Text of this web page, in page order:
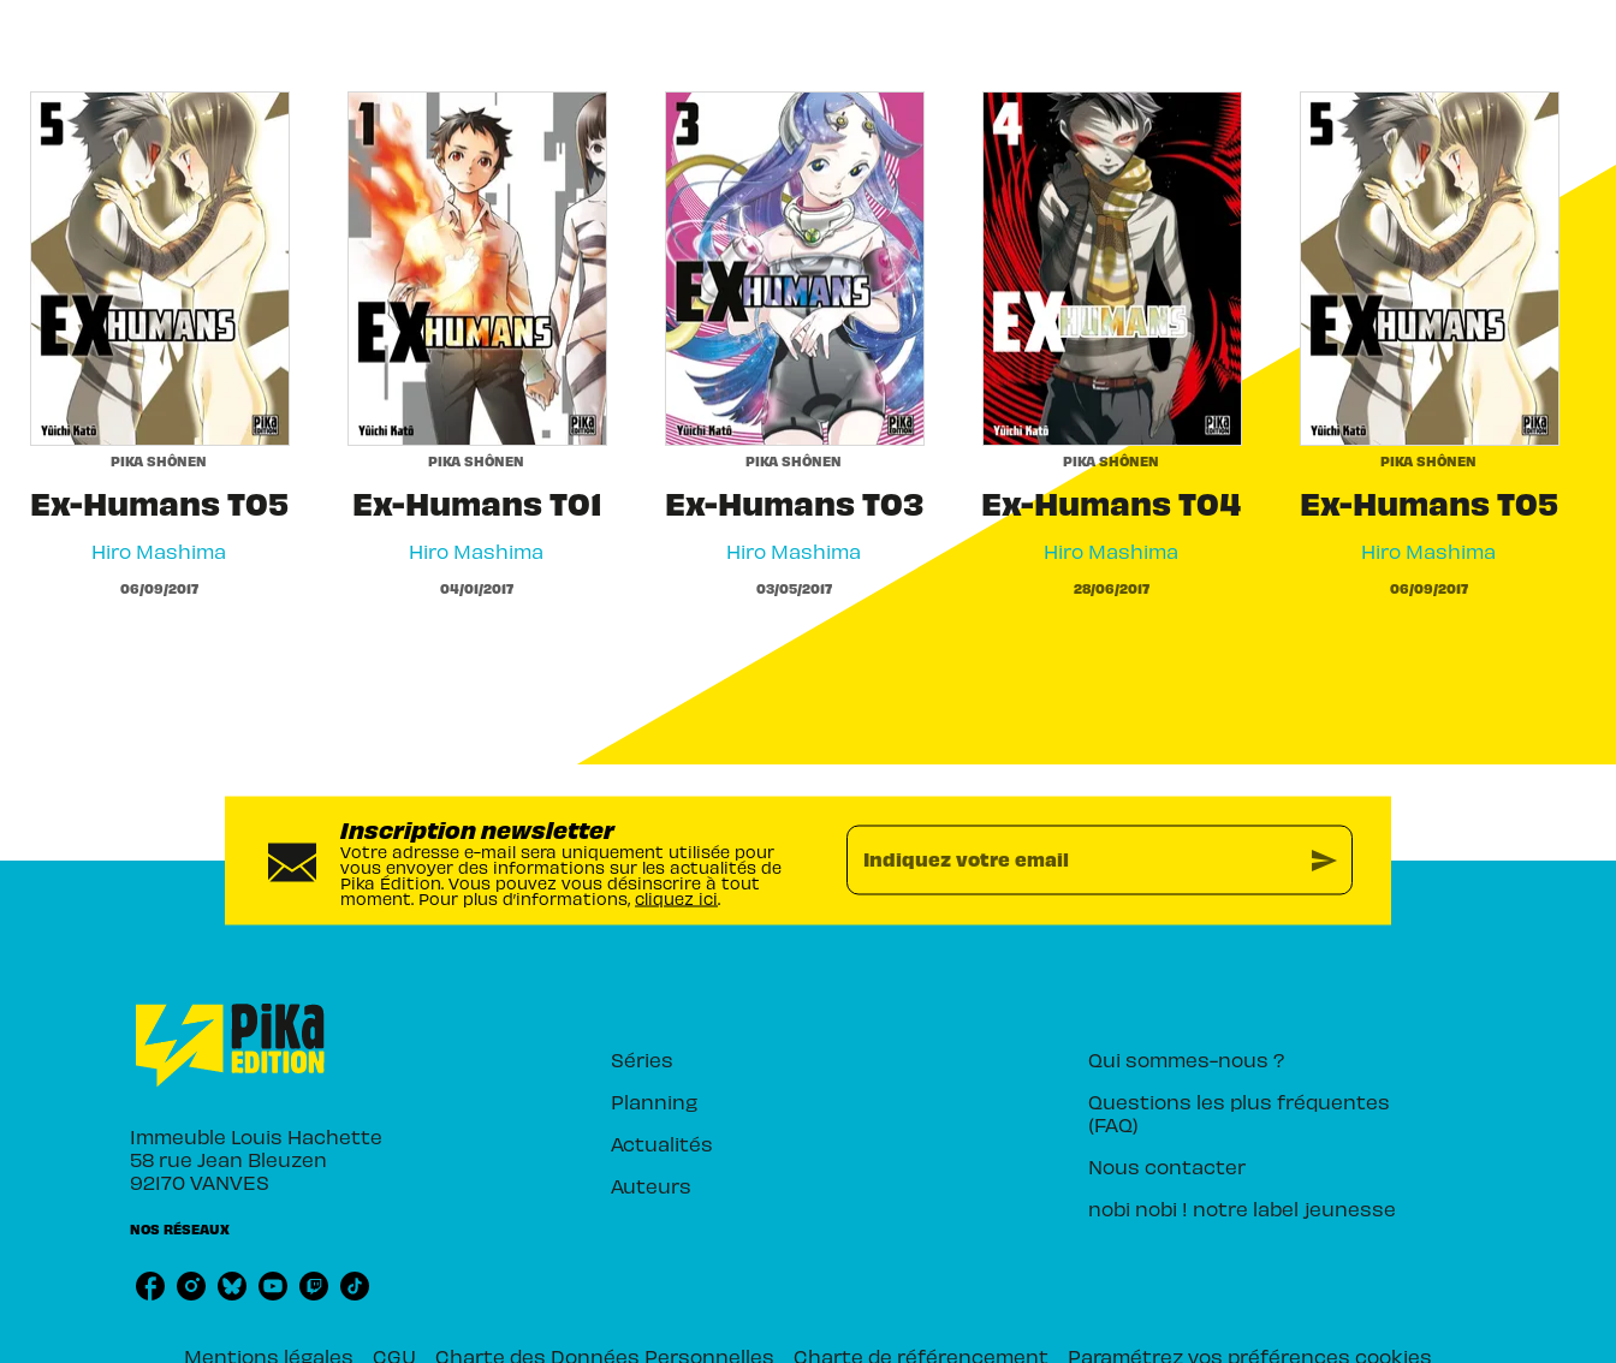
PIKA SHÔNEN
Ex-Humans T05
Hiro Mashima
06/09/2017
PIKA SHÔNEN
Ex-Humans T01
Hiro Mashima
04/01/2017
PIKA SHÔNEN
Ex-Humans T03
Hiro Mashima
03/05/2017
PIKA SHÔNEN
Ex-Humans T04
Hiro Mashima
28/06/2017
PIKA SHÔNEN
Ex-Humans T05
Hiro Mashima
06/09/2017
Inscription newsletter
Votre adresse e-mail sera uniquement utilisée pour
vous envoyer des informations sur les actualités de
Pika Édition. Vous pouvez vous désinscrire à tout
moment. Pour plus d’informations, cliquez ici
Indiquez votre email send
Immeuble Louis Hachette
58 rue Jean Bleuzen
92170 VANVES
NOS RÉSEAUX
Séries
Planning
Actualités
Auteurs
Qui sommes-nous ?
Questions les plus fréquentes
(FAQ)
Nous contacter
nobi nobi ! notre label jeunesse
Mentions légales CGU Charte des Données Personnelles Charte de référencement Paramétrez vos préférences cookies